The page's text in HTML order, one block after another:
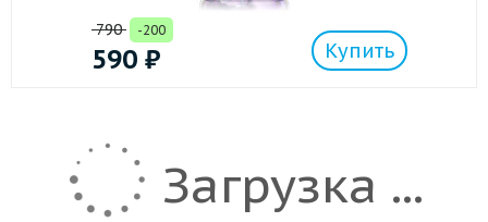
790 -200
590 ₽ Купить
Загрузка ...